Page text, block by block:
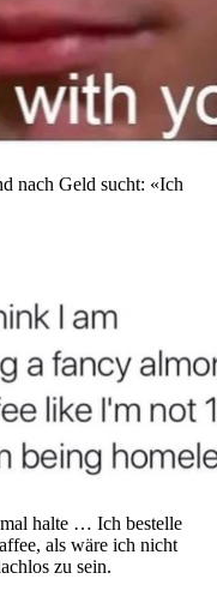
nach Geld sucht: «Ich
halte … Ich bestelle
als wäre ich nicht
zu sein.